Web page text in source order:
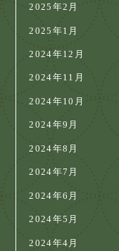
2025年2月
2025年1月
2024年12月
2024年11月
2024年10月
2024年9月
2024年8月
2024年7月
2024年6月
2024年5月
2024年4月